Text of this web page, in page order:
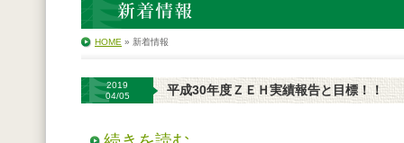
HOME » 新着情報
2019
04/05
平成30年度ＺＥＨ実績報告と目標！！